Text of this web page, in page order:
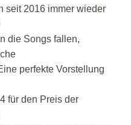
seit 2016 immer wieder
die Songs fallen,
perfekte Vorstellung
für den Preis der